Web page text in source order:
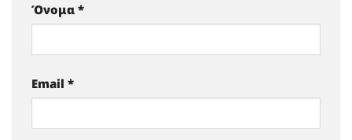
Όνομα *
Email *